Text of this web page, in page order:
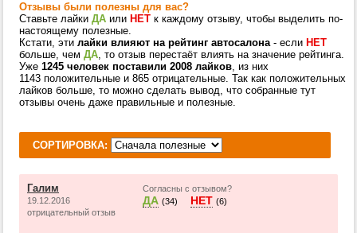
Отзывы были полезны для вас?
Ставьте лайки ДА или НЕТ к каждому отзыву, чтобы выделить по-
настоящему полезные.
Кстати, эти лайки влияют на рейтинг автосалона- если НЕТ
больше, чем ДА, то отзыв перестаёт влиять на значение рейтинга.
Уже 1245 человек поставили 2008 лайков, из них
1143 положительные и 865 отрицательные. Так как положительных
лайков больше, то можно сделать вывод, что собранные тут
отзывы очень даже правильные и полезные.
СОРТИРОВКА:
Галим
19.12.2016
отрицательный отзыв
Согласны с отзывом?
ДА (34) НЕТ (6)